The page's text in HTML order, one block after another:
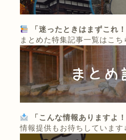
「迷ったときはまずこれ！
まとめた特集記事一覧はこち
「こんな情報ありますよ
情報提供もお待ちしています↓